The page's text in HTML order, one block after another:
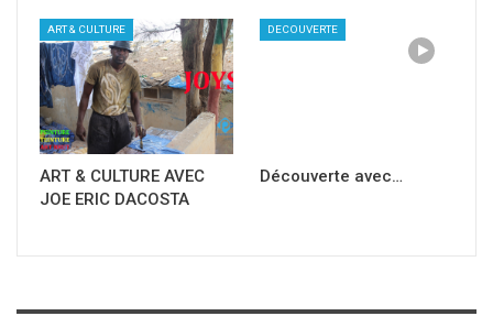
ART & CULTURE
ART & CULTURE AVEC
JOE ERIC DACOSTA
DECOUVERTE
Découverte avec…